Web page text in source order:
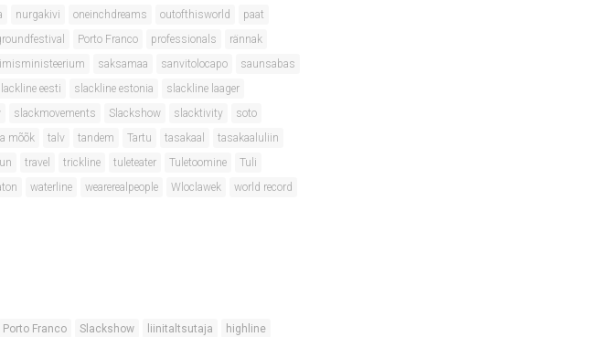
nurgakivi oneinchdreams outofthisworld
paat
Porto Franco professionals
rännak
saksamaa sanvitolocapo
saunsabas
eesti slackline estonia
slackline laager
slackmovements Slackshow slacktivity
soto
mõõk talv tandem Tartu tasakaal
tasakaaluliin
travel trickline tuleteater Tuletoomine
Tuli
waterline wearerealpeople Wloclawek
world record
Porto Franco Slackshow liinitaltsutaja
highline